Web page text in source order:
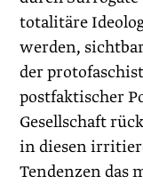
totalitäre
werden,
der
postfaktischer
Gesellschaft
in diesen
Tendenzen das